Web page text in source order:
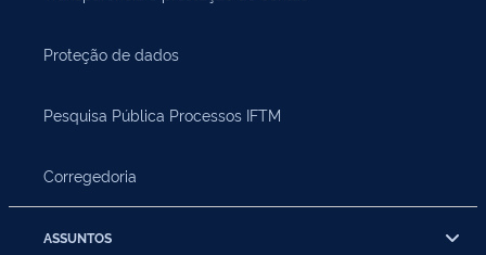
Proteção de dados
Pesquisa Pública Processos IFTM
Corregedoria
ASSUNTOS